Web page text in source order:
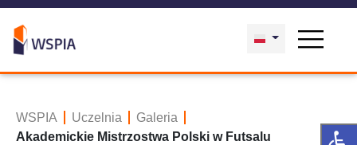
WSPIA Uczelnia
Galeria
Akademickie Mistrzostwa Polski w Futsalu